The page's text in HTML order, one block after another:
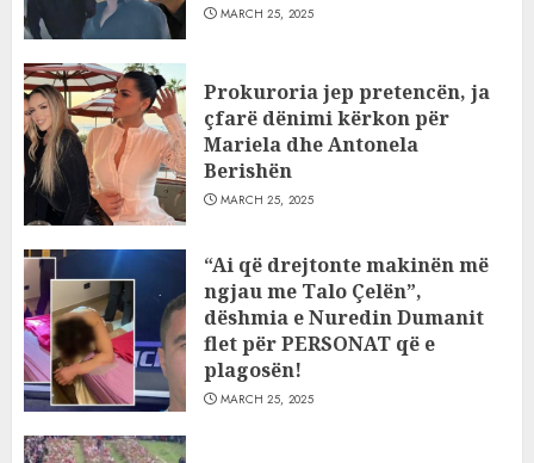
MARCH 25, 2025
Prokuroria jep pretencën, ja
çfarë dënimi kërkon për
Mariela dhe Antonela
Berishën
MARCH 25, 2025
“Ai që drejtonte makinën më
ngjau me Talo Çelën”,
dëshmia e Nuredin Dumanit
flet për PERSONAT që e
plagosën!
MARCH 25, 2025